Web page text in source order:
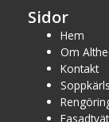
b
o
o
k
Sidor
Hem
Om
Kontakt